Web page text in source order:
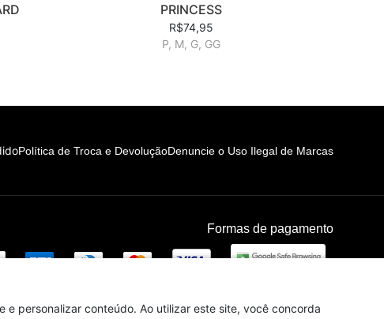
PRINCESS
R$74,95
P, M, G, GG
e personalizar conteúdo. Ao utilizar este site, você concorda
Política de Troca e DevoluçãoDenuncie o Uso Ilegal de Marcas
Formas de pagamento